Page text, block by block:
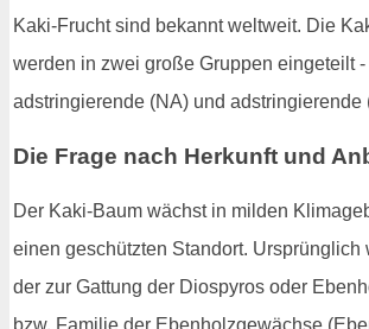
Kaki-Frucht sind bekannt weltweit. Die
werden in zwei große Gruppen eingeteilt
adstringierende (NA) und adstringierende
Die Frage nach Herkunft und
Der Kaki-Baum wächst in milden
einen geschützten Standort. Ursprünglich
der zur Gattung der Diospyros oder
bzw. Familie der Ebenholzgewächse